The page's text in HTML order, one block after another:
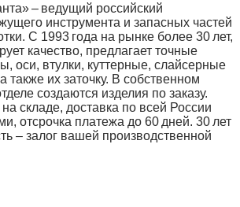
– ведущий российский
инструмента и запасных частей
С 1993 года на рынке более 30 лет,
качество, предлагает точные
оси, втулки, куттерные, слайсерные
также их заточку. В собственном
создаются изделия по заказу.
складе, доставка по всей России
отсрочка платежа до 60 дней. 30 лет
– залог вашей производственной